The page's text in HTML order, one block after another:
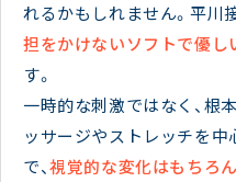
れるかもしれません。平川
担をかけないソフトで優し
す。
一時的な刺激ではなく、根
ッサージやストレッチを中
で、視覚的な変化はもちろ